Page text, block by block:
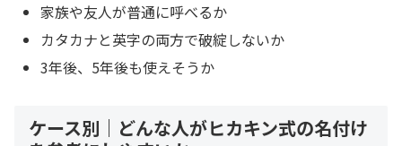
家族や友人が普通に呼べるか
カタカナと英字の両方で破綻しないか
3年後、5年後も使えそうか
ケース別｜どんな人がヒカキン式の名付け